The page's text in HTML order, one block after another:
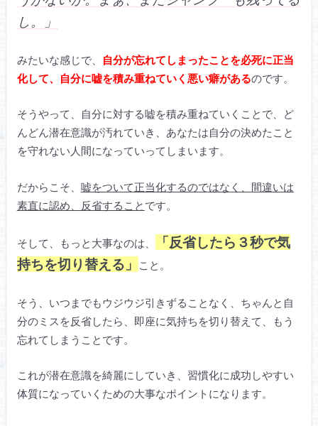
し。」
みたいな感じで、
自分が忘れてしまったことを必死に正当
化して、自分に嘘を積み重ねていく悪い癖があるのです。
そうやって、自分に対する嘘を積み重ねていくことで、ど
んどん潜在意識が汚れていき、あなたは自分の決めたこと
を守れない人間になっていってしまいます。
だからこそ、 嘘をついて正当化するのではなく、間違いは
素直に認め、反省すること です。
そして、もっと大事なのは、
「反省したら３秒で気
持ちを切り替える」
こと。
そう、いつまでもウジウジ引きずることなく、ちゃんと自
分のミスを反省したら、即座に気持ちを切り替えて、もう
忘れてしまうことです。
これが潜在意識を綺麗にしていき、習慣化に成功しやすい
体質になっていくための大事なポイントになります。